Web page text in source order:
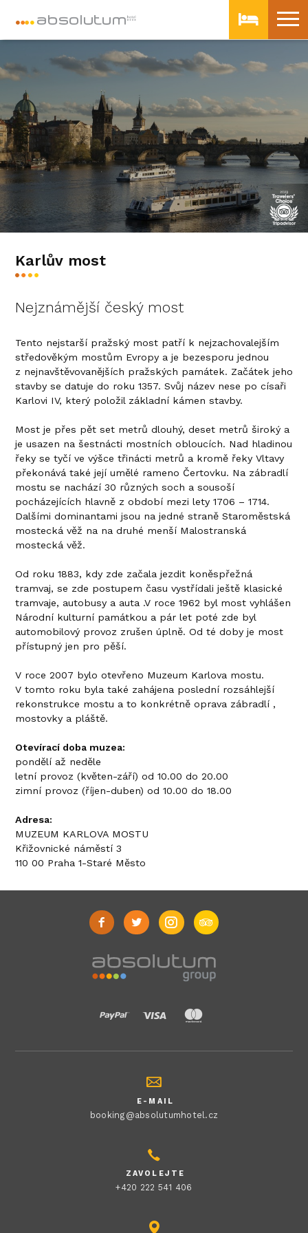
Karlův most
Nejznámější český most
Tento nejstarší pražský most patří k nejzachovalejším
středověkým mostům Evropy a je bezesporu jednou
z nejnavštěvovanějších pražských památek. Začátek jeho
stavby se datuje do roku 1357. Svůj název nese po císaři
Karlovi IV, který položil základní kámen stavby.
Most je přes pět set metrů dlouhý, deset metrů široký a
je usazen na šestnácti mostních obloucích. Nad hladinou
řeky se tyčí ve výšce třinácti metrů a kromě řeky Vltavy
překonává také její umělé rameno Čertovku. Na zábradlí
mostu se nachází 30 různých soch a sousoší
pocházejících hlavně z období mezi lety 1706 – 1714.
Dalšími dominantami jsou na jedné straně Staroměstská
mostecká věž na na druhé menší Malostranská
mostecká věž.
Od roku 1883, kdy zde začala jezdit koněspřežná
tramvaj, se zde postupem času vystřídali ještě klasické
tramvaje, autobusy a auta .V roce 1962 byl most vyhlášen
Národní kulturní památkou a pár let poté zde byl
automobilový provoz zrušen úplně. Od té doby je most
přístupný jen pro pěší.
V roce 2007 bylo otevřeno Muzeum Karlova mostu.
V tomto roku byla také zahájena poslední rozsáhlejší
rekonstrukce mostu a to konkrétně oprava zábradlí ,
mostovky a pláště.
Otevírací doba muzea:
pondělí až neděle
letní provoz (květen-září) od 10.00 do 20.00
zimní provoz (říjen-duben) od 10.00 do 18.00
Adresa:
MUZEUM KARLOVA MOSTU
Křižovnické náměstí 3
110 00 Praha 1-Staré Město
E-MAIL
booking@absolutumhotel.cz
ZAVOLEJTE
+420 222 541 406